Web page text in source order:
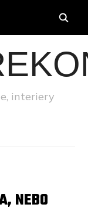
interiery
NEBO